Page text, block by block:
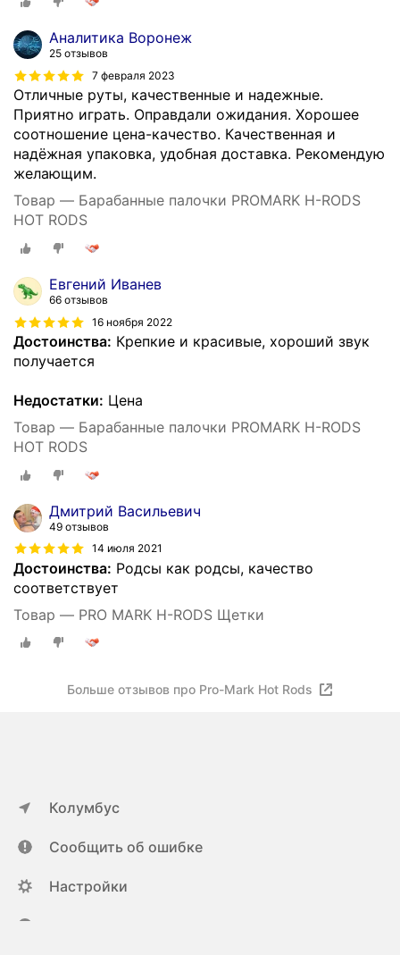
Аналитика Воронеж
25 отзывов
7 февраля 2023
Отличные руты, качественные и надежные.
Приятно играть. Оправдали ожидания. Хорошее
соотношение цена-качество. Качественная и
надёжная упаковка, удобная доставка. Рекомендую
желающим.
Товар — Барабанные палочки PROMARK H-RODS
HOT RODS
Евгений Иванев
66 отзывов
16 ноября 2022
Достоинства: Крепкие и красивые, хороший звук
получается
Недостатки: Цена
Товар — Барабанные палочки PROMARK H-RODS
HOT RODS
Дмитрий Васильевич
49 отзывов
14 июля 2021
Достоинства: Родсы как родсы, качество
соответствует
Товар — PRO MARK H-RODS Щетки
Больше отзывов про Pro-Mark Hot Rods
Колумбус
Сообщить об ошибке
Настройки